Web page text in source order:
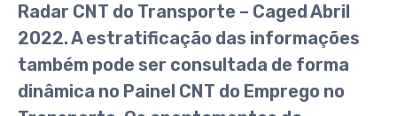
Radar CNT do Transporte – Caged Abril
2022. A estratificação das informações
também pode ser consultada de forma
dinâmica no Painel CNT do Emprego no